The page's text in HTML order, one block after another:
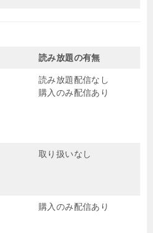
読み放題の有無
読み放題配信なし
購入のみ配信あり
取り扱いなし
購入のみ配信あり